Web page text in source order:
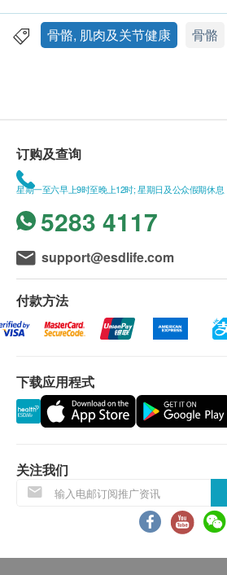
骨骼, 肌肉及关节健康 骨骼
订购及查询
星期一至六早上9时至晚上12时; 星期日及公众假期休息
5283 4117
support@esdlife.com
付款方法
下载应用程式
关注我们